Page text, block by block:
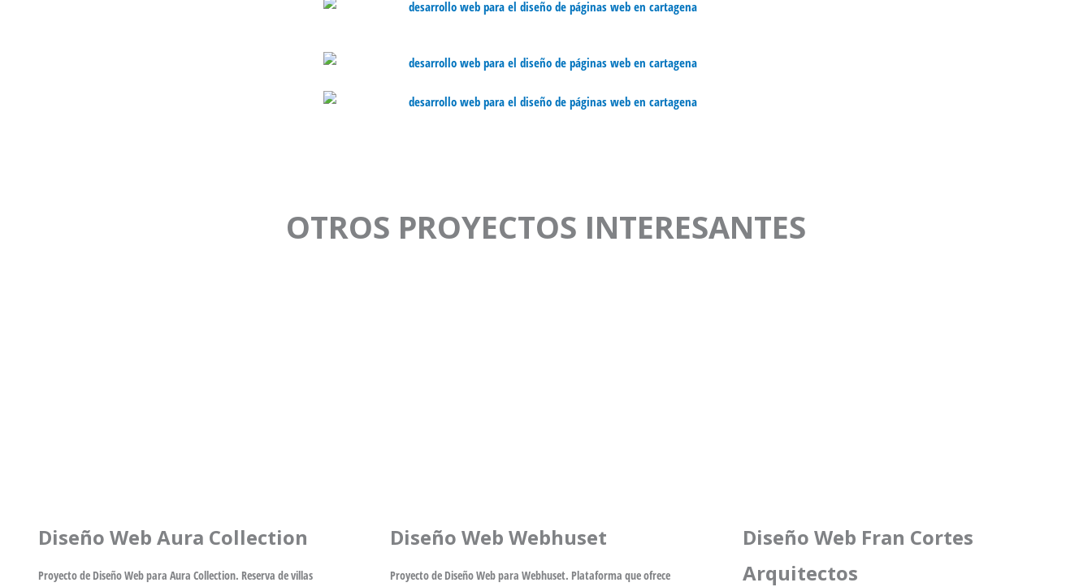
OTROS PROYECTOS INTERESANTES
Diseño Web Aura Collection
Proyecto de Diseño Web para Aura Collection. Reserva de villas
Diseño Web Webhuset
Proyecto de Diseño Web para Webhuset. Plataforma que ofrece
Diseño Web Fran Cortes
Arquitectos